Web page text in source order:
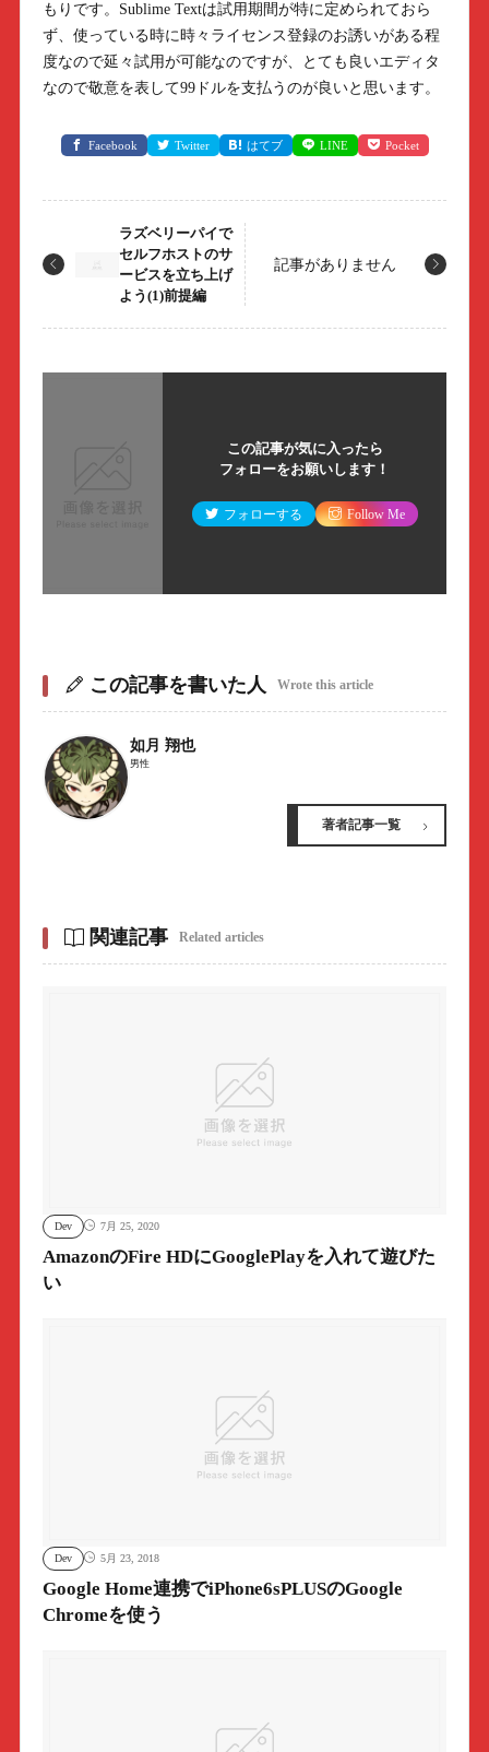
もりです。Sublime Textは試用期間が特に定められておら
ず、使っている時に時々ライセンス登録のお誘いがある程
度なので延々試用が可能なのですが、とても良いエディタ
なので敬意を表して99ドルを支払うのが良いと思います。
Facebook Twitter はてブ LINE Pocket
ラズベリーパイで
セルフホストのサ
ービスを立ち上げ
よう(1)前提編
記事がありません
この記事が気に入ったら
フォローをお願いします！
フォローする Follow Me
この記事を書いた人 Wrote this article
如月 翔也
男性
著者記事一覧
関連記事 Related articles
Dev 7月 25, 2020
AmazonのFire HDにGooglePlayを入れて遊びた
い
Dev 5月 23, 2018
Google Home連携でiPhone6sPLUSのGoogle
Chromeを使う